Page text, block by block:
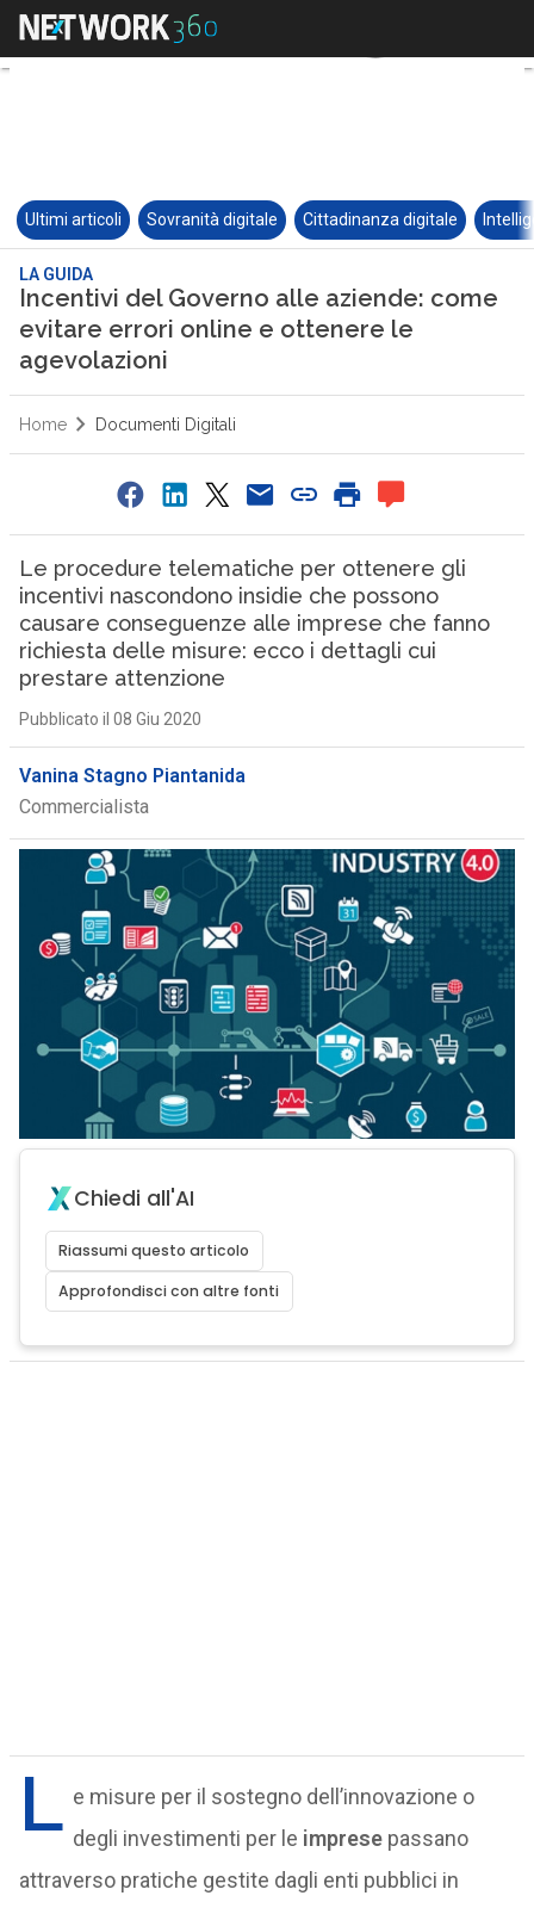
Ultimi articoli Sovranità digitale Cittadinanza digitale
LA GUIDA
Incentivi del Governo alle aziende: come
evitare errori online e ottenere le
agevolazioni
Home Documenti Digitali
Le procedure telematiche per ottenere gli
incentivi nascondono insidie che possono
causare conseguenze alle imprese che fanno
richiesta delle misure: ecco i dettagli cui
prestare attenzione
Pubblicato il 08 Giu 2020
Vanina Stagno Piantanida
Commercialista
Chiedi all'AI
Riassumi questo articolo
Approfondisci con altre fonti
L e misure per il sostegno dell’innovazione o
degli investimenti per le impresepassano
attraverso pratiche gestite dagli enti pubblici in